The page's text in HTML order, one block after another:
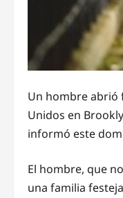
Un hombre abrió
Unidos en
informó este
El hombre, que
una familia